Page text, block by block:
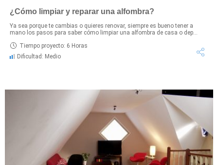
¿Cómo limpiar y reparar una alfombra?
Ya sea porque te cambias o quieres renovar, siempre es bueno tener a
mano los pasos para saber cómo limpiar una alfombra de casa o dep...
Tiempo proyecto: 6 Horas
Dificultad: Medio